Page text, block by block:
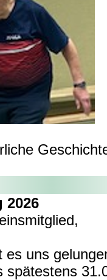
2026
es uns
spätestens